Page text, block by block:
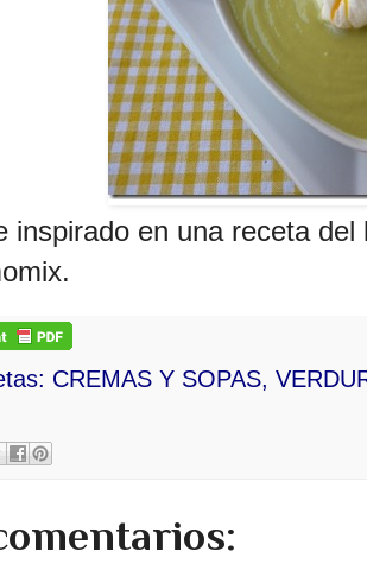
inspirado en una receta
CREMAS Y SOPAS,